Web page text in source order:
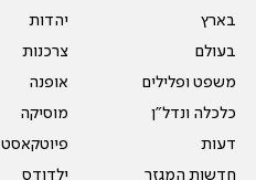
בארץ
בעולם
משפט ופלילים
כלכלה ונדל"ן
דעות
חדשות המגזר
יהדות
צרכנות
אופנה
מוסיקה
פיוטקאסט
ילדודס